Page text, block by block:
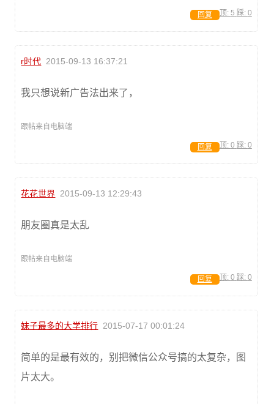
顶: 5 踩: 0
回复
r时代 2015-09-13 16:37:21
我只想说新广告法出来了，
跟帖来自电脑端
顶: 0 踩: 0
回复
花花世界 2015-09-13 12:29:43
朋友圈真是太乱
跟帖来自电脑端
顶: 0 踩: 0
回复
妹子最多的大学排行 2015-07-17 00:01:24
简单的是最有效的，别把微信公众号搞的太复杂，图
片太大。